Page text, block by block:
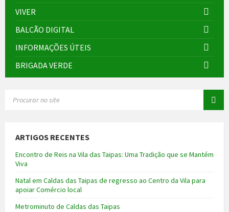
VIVER
BALCÃO DIGITAL
INFORMAÇÕES ÚTEIS
BRIGADA VERDE
ARTIGOS RECENTES
Encontro de Reis na Vila das Taipas: Uma Tradição que se Mantém
Viva
Natal em Caldas das Taipas de regresso ao Centro da Vila para
apoiar Comércio local
Metrominuto de Caldas das Taipas